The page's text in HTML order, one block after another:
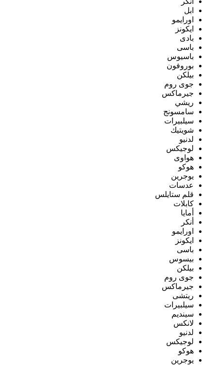
ابل
اورايمو
ايكونز
بادى
باسى
باسيوس
بوروفون
بيلكن
جوى روم
جيرماكس
ريشي
سامسونج
سيلبيرات
شويتيك
لدنيو
لوجيكس
هواوى
هوكو
يوجرين
عدسات
قلم ستايلس
كابلات
أمايا
أنكر
اورايمو
ايكونز
باسى
بيسوس
بيلكن
جوى روم
جيرماكس
ريتشى
سيلبيرات
سينديم
لانكس
لدنيو
لوجيكس
هوكو
يوجرين